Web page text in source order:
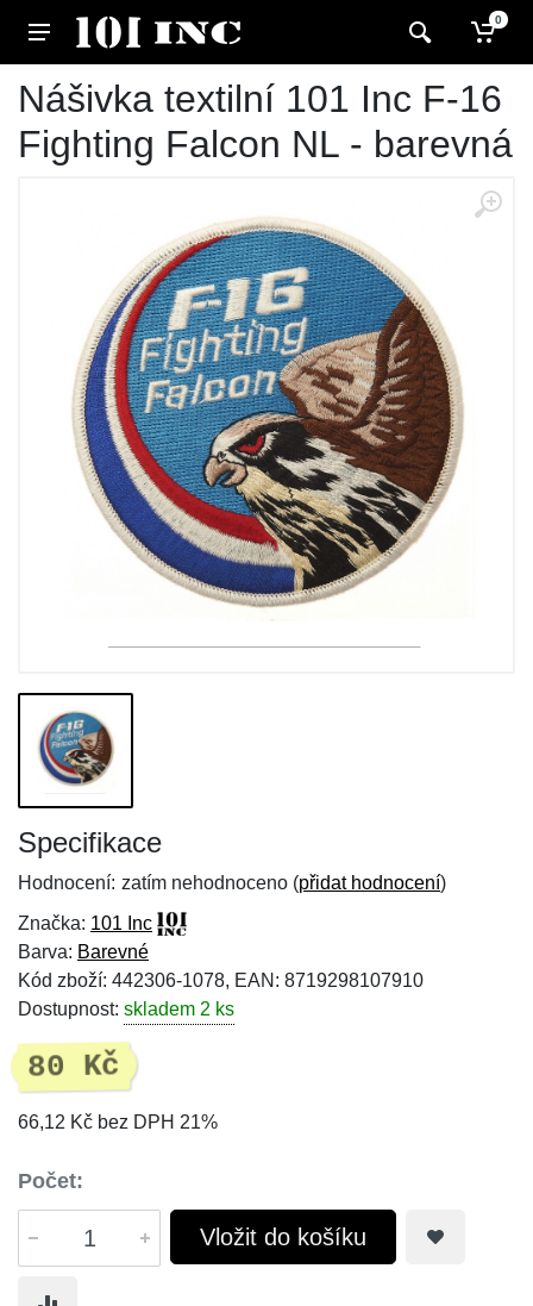
0
Nášivka textilní 101 Inc F-16
Fighting Falcon NL - barevná
Specifikace
Hodnocení: zatím nehodnoceno (přidat hodnocení)
Značka: 101 Inc
Barva: Barevné
Kód zboží: 442306-1078, EAN: 8719298107910
Dostupnost: skladem 2 ks
80 Kč
66,12 Kč bez DPH 21%
Počet:
Vložit do košíku